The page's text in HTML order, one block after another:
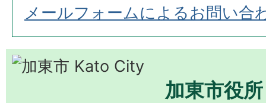
メールフォームによるお問い合
加東市役所